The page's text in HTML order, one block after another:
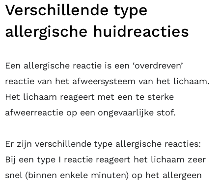
Verschillende type
allergische huidreacties
Een allergische reactie is een ‘overdreven’
reactie van het afweersysteem van het lichaam.
Het lichaam reageert met een te sterke
afweerreactie op een ongevaarlijke stof.
Er zijn verschillende type allergische reacties:
Bij een type I reactie reageert het lichaam zeer
snel (binnen enkele minuten) op het allergeen